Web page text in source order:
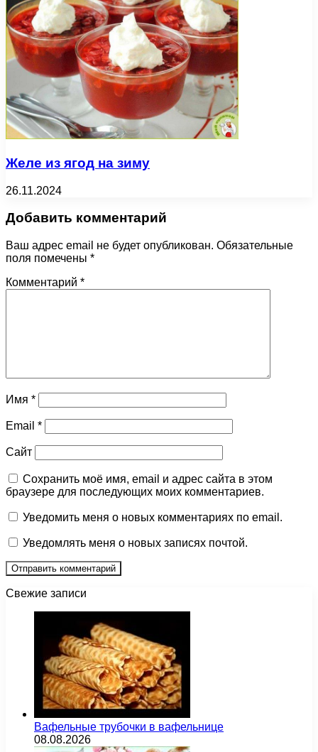
Желе из ягод на зиму
26.11.2024
Добавить комментарий
Ваш адрес email не будет опубликован. Обязательные
поля помечены *
Комментарий *
Имя *
Email *
Сайт
Сохранить моё имя, email и адрес сайта в этом
браузере для последующих моих комментариев.
Уведомить меня о новых комментариях по email.
Уведомлять меня о новых записях почтой.
Свежие записи
Вафельные трубочки в вафельнице
08.08.2026